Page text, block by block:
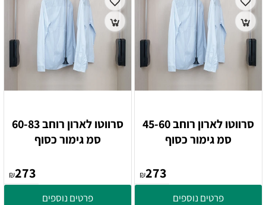
סרווטו לארון רוחב 45-60
סמ גימור כסוף
₪273
פרטים נוספים
סרווטו לארון רוחב 60-83
סמ גימור כסוף
₪273
פרטים נוספים